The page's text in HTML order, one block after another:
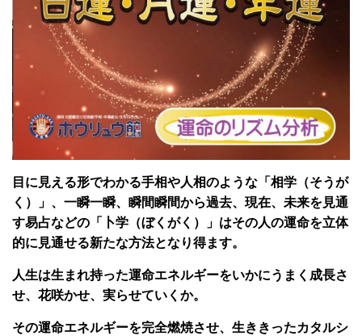
目に見える形でわかる手相や人相のような「相学（そうが
く）」、一瞬一瞬、瞬間瞬間から過去、現在、未来を見通
す易占などの「卜学（ぼくがく）」はその人の運命を立体
的に見通せる新たな方法となり得ます。
人生は生まれ持った運命エネルギーをいかにうまく成長さ
せ、花咲かせ、実らせていくか。
その運命エネルギーを完全燃焼させ、生ききったカタルシ